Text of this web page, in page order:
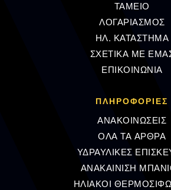
ΤΑΜΕΙΟ
ΛΟΓΑΡΙΑΣΜΟΣ
ΗΛ. ΚΑΤΑΣΤΗΜΑ
ΣΧΕΤΙΚΑ ΜΕ
ΕΠΙΚΟΙΝΩΝΙΑ
ΠΛΗΡΟΦΟΡΊΕΣ
ΑΝΑΚΟΙΝΩΣΕΙΣ
ΟΛΑ ΤΑ ΑΡΘΡΑ
ΥΔΡΑΥΛΙΚΕΣ
ΑΝΑΚΑΙΝΙΣΗ
ΗΛΙΑΚΟΙ